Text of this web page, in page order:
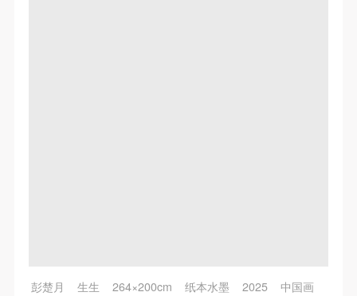
彭楚月 生生 264×200cm 纸本水墨 2025 中国画